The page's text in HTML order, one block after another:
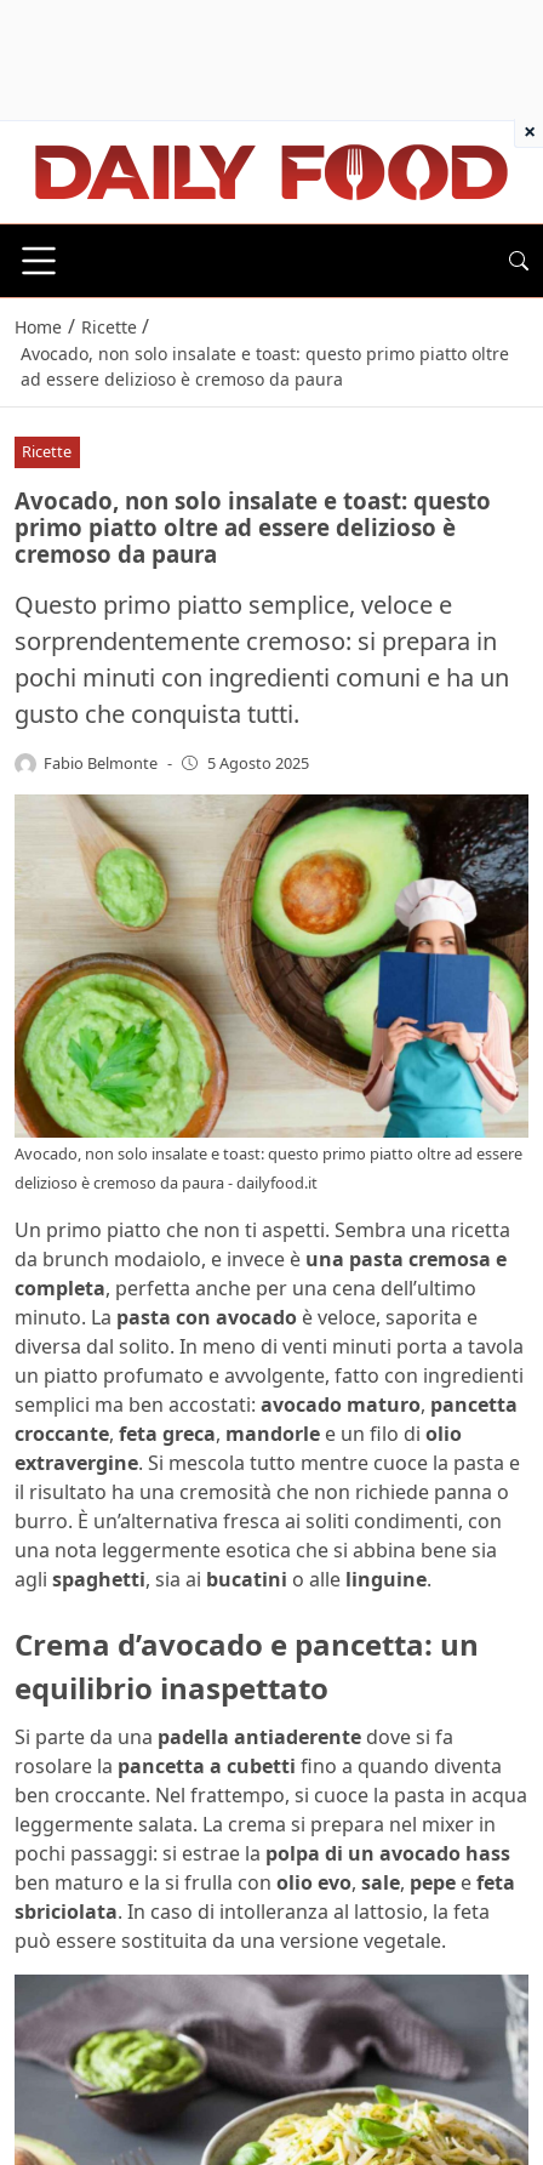
Home / Ricette /
Avocado, non solo insalate e toast: questo primo piatto oltre
ad essere delizioso è cremoso da paura
Ricette
Avocado, non solo insalate e toast: questo
primo piatto oltre ad essere delizioso è
cremoso da paura
Questo primo piatto semplice, veloce e
sorprendentemente cremoso: si prepara in
pochi minuti con ingredienti comuni e ha un
gusto che conquista tutti.
Fabio Belmonte - 5 Agosto 2025
Avocado, non solo insalate e toast: questo primo piatto oltre ad essere
delizioso è cremoso da paura - dailyfood.it
Un primo piatto che non ti aspetti. Sembra una ricetta
da brunch modaiolo, e invece è una pasta cremosa e
completa, perfetta anche per una cena dell’ultimo
minuto. La pasta con avocado è veloce, saporita e
diversa dal solito. In meno di venti minuti porta a tavola
un piatto profumato e avvolgente, fatto con ingredienti
semplici ma ben accostati: avocado maturo, pancetta
croccante, feta greca, mandorle e un filo di olio
extravergine. Si mescola tutto mentre cuoce la pasta e
il risultato ha una cremosità che non richiede panna o
burro. È un’alternativa fresca ai soliti condimenti, con
una nota leggermente esotica che si abbina bene sia
agli spaghetti, sia ai bucatini o alle linguine.
Crema d’avocado e pancetta: un
equilibrio inaspettato
Si parte da una padella antiaderente dove si fa
rosolare la pancetta a cubetti fino a quando diventa
ben croccante. Nel frattempo, si cuoce la pasta in acqua
leggermente salata. La crema si prepara nel mixer in
pochi passaggi: si estrae la polpa di un avocado hass
ben maturo e la si frulla con olio evo, sale, pepe efeta
sbriciolata. In caso di intolleranza al lattosio, la feta
può essere sostituita da una versione vegetale.
×